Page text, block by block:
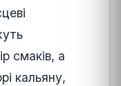
смаків, а
кальяну,